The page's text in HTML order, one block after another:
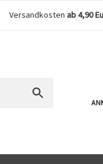
Versandkosten ab 4,90